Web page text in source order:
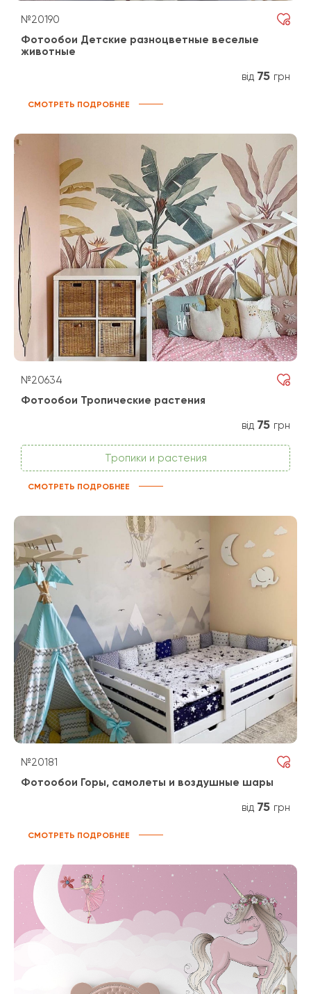
№20190
Фотообои Детские разноцветные веселые
животные
від 75 грн
СМОТРЕТЬ ПОДРОБНЕЕ
№20634
Фотообои Тропические растения
від 75 грн
Тропики и растения
СМОТРЕТЬ ПОДРОБНЕЕ
№20181
Фотообои Горы, самолеты и воздушные шары
від 75 грн
СМОТРЕТЬ ПОДРОБНЕЕ